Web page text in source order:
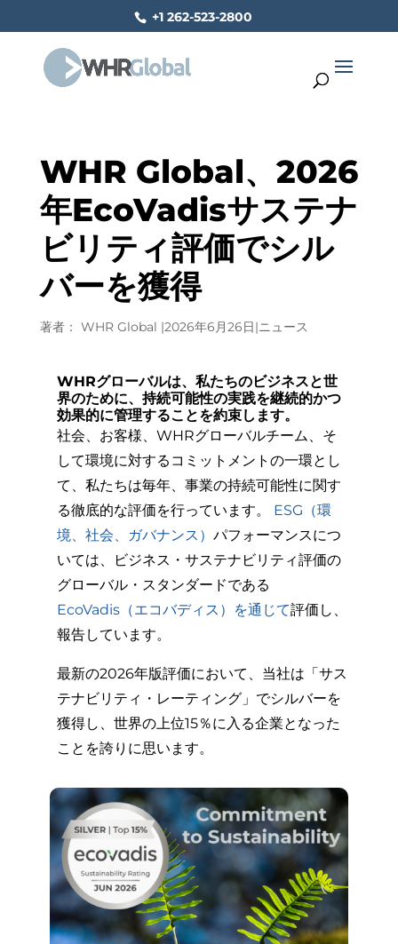
+1 262-523-2800
WHR Global、2026
年EcoVadisサステナ
ビリティ評価でシル
バーを獲得
著者： WHR Global |2026年6月26日|ニュース
WHRグローバルは、私たちのビジネスと世
界のために、持続可能性の実践を継続的かつ
効果的に管理することを約束します。
社会、お客様、WHRグローバルチーム、そ
して環境に対するコミットメントの一環とし
て、私たちは毎年、事業の持続可能性に関す
る徹底的な評価を行っています。 ESG（環
境、社会、ガバナンス）パフォーマンスにつ
いては、ビジネス・サステナビリティ評価の
グローバル・スタンダードである
EcoVadis（エコバディス）を通じて評価し、
報告しています。
最新の2026年版評価において、当社は「サス
テナビリティ・レーティング」でシルバーを
獲得し、世界の上位15％に入る企業となった
ことを誇りに思います。